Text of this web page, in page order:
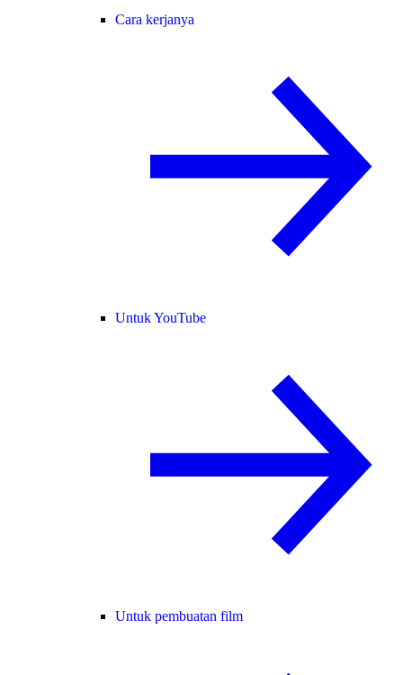
Cara kerjanya
Untuk YouTube
Untuk pembuatan film